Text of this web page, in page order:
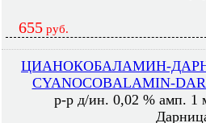
655 руб.
ЦИАНОКОБАЛАМИН-
CYANOCOBALAMIN-
р-р д/ин. 0,02 % амп. 1